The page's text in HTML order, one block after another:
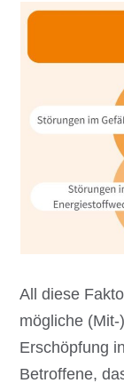
All diese
mögliche
Erschöpfung
Betroffene,